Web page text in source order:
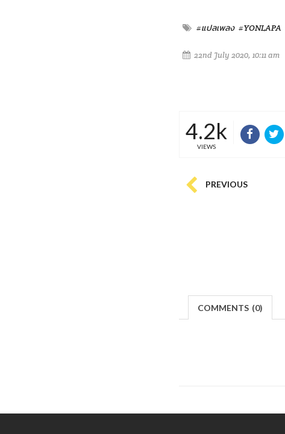
#แปลเพลง #YONLAPA
22nd July 2020, 10:11 am
4.2k
VIEWS
PREVIOUS
COMMENTS (0)